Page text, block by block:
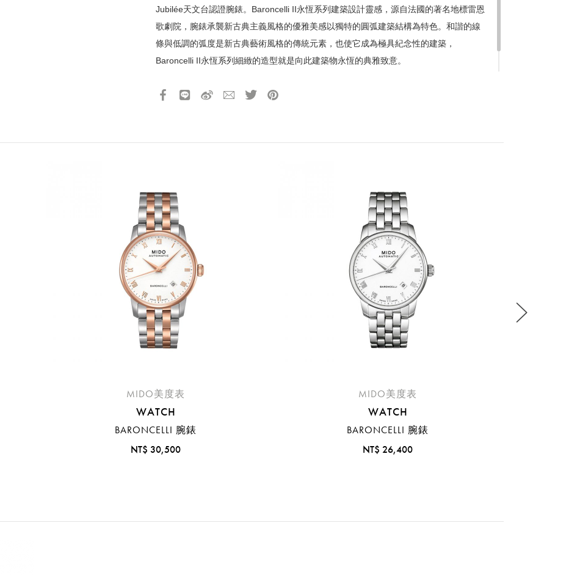
請選擇您的搭機地點
臺中國際機場(RMQ)
高雄國際機場(KHH)
國際線出境旅客
使用
不同機場的下單時間皆不相同，細節或訂購流程指引，請瀏覽
您必須登入才有辦法使用喜愛清單！
《網站活動限制說明》
所有活動皆訂單成立時間為準，贈品皆為數量有限，送完為止
所有活動皆以系統自動計算是否達到滿額優惠門檻，以系統計算為準
所有活動皆不可不同訂單相互累計
所有活動昇恆昌股份有限公司保留變更或終止之權利
Jubilée天文台認證腕錶。Baroncelli II永恆系列建築設計靈感，源自法國的著名地標雷恩
歌劇院，腕錶承襲新古典主義風格的優雅美感以獨特的圓弧建築結構為特色。和諧的線
條與低調的弧度是新古典藝術風格的傳統元素，也使它成為極具紀念性的建築，
Baroncelli II永恆系列細緻的造型就是向此建築物永恆的典雅致意。
產品13碼代號
MIDO美度表
WATCH
BARONCELLI 腕錶
NT$ 30,500
MIDO美度表
WATCH
BARONCELLI 腕錶
NT$ 26,400